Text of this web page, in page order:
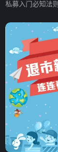
私募入门必知法则